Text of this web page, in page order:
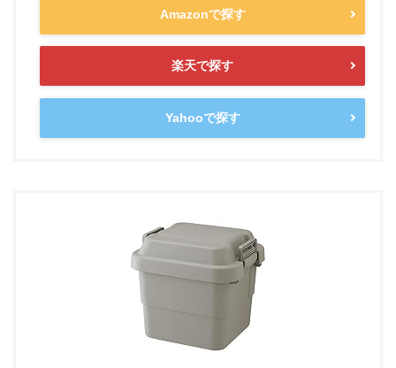
Amazonで探す
楽天で探す
Yahooで探す